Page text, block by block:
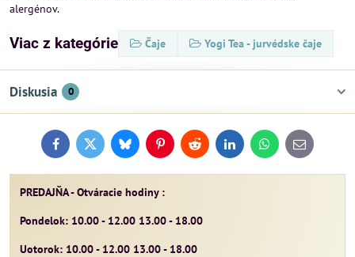
alergénov.
Viac z kategórie Čaje Yogi Tea - jurvédske čaje
Diskusia 0
FacebookTwitterBlueskyPinterestReddit LinkedInWhatsApp
E-
mail
PREDAJŇA - Otváracie hodiny :
Pondelok: 10.00 - 12.00 13.00 - 18.00
Uotorok: 10.00 - 12.00 13.00 - 18.00